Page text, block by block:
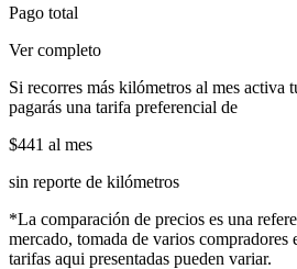
Pago total
Ver completo
Si recorres más kilómetros al mes activa
pagarás una tarifa preferencial de
$441 al mes
sin reporte de kilómetros
*La comparación de precios es una
mercado, tomada de varios compradores
tarifas aqui presentadas pueden variar.